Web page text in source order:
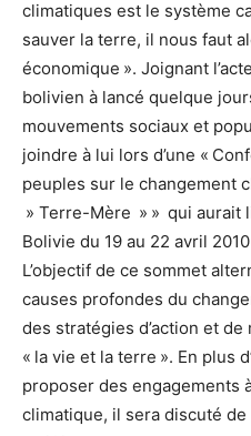
climatiques est le système
sauver la terre, il nous faut
économique ». Joignant
bolivien à lancé quelque
mouvements sociaux et
joindre à lui lors d’une «
peuples sur le changement
» Terre-Mère » » qui aurait
Bolivie du 19 au 22 avril
L’objectif de ce sommet
causes profondes du
des stratégies d’action et
« la vie et la terre ». En plus
proposer des engagements
climatique, il sera discuté de